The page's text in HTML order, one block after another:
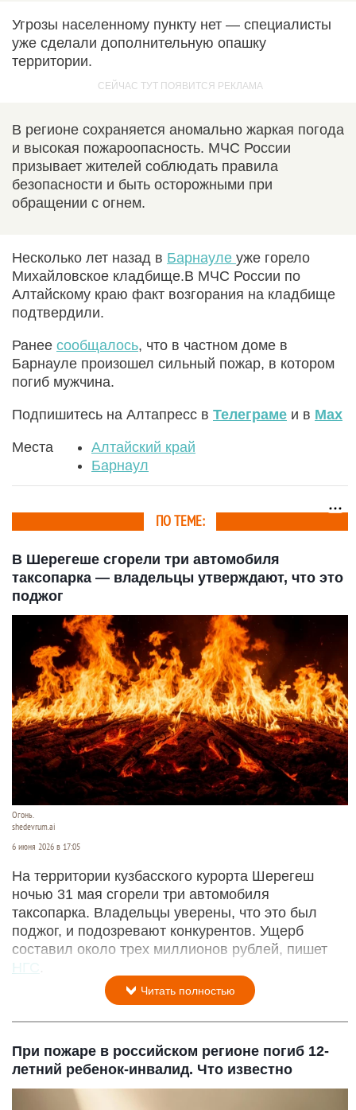
Угрозы населенному пункту нет — специалисты
уже сделали дополнительную опашку
территории.
В регионе сохраняется аномально жаркая погода
и высокая пожароопасность. МЧС России
призывает жителей соблюдать правила
безопасности и быть осторожными при
обращении с огнем.
Несколько лет назад в Барнауле уже горело
Михайловское кладбище.В МЧС России по
Алтайскому краю факт возгорания на кладбище
подтвердили.
Ранее сообщалось, что в частном доме в
Барнауле произошел сильный пожар, в котором
погиб мужчина.
Подпишитесь на Алтапресс в Телеграме и в Max
Места
Алтайский край
Барнаул
ПО ТЕМЕ:
В Шерегеше сгорели три автомобиля
таксопарка — владельцы утверждают, что это
поджог
Огонь.
shedevrum.ai
6 июня 2026 в 17:05
На территории кузбасского курорта Шерегеш
ночью 31 мая сгорели три автомобиля
таксопарка. Владельцы уверены, что это был
поджог, и подозревают конкурентов. Ущерб
составил около трех миллионов рублей, пишет
НГС
Читать полностью
При пожаре в российском регионе погиб 12-
летний ребенок-инвалид. Что известно